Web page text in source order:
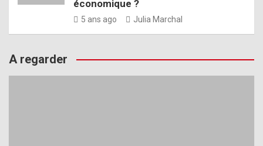
économique ?
5 ans ago Julia Marchal
A regarder